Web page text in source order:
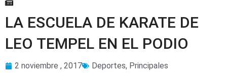
LA ESCUELA DE KARATE DE
LEO TEMPEL EN EL PODIO
2 noviembre , 2017 Deportes, Principales